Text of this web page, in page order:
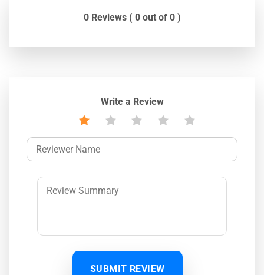
0 Reviews ( 0 out of 0 )
Write a Review
SUBMIT REVIEW